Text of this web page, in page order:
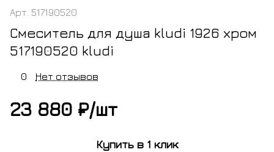
Арт. 517190520
Смеситель для душа kludi 1926 хром
517190520 kludi
0 Нет отзывов
23 880 ₽/шт
Купить в 1 клик